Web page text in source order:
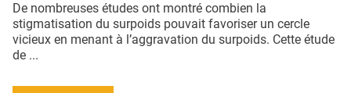
De nombreuses études ont montré combien la
stigmatisation du surpoids pouvait favoriser un cercle
vicieux en menant à l’aggravation du surpoids. Cette étude
de ...